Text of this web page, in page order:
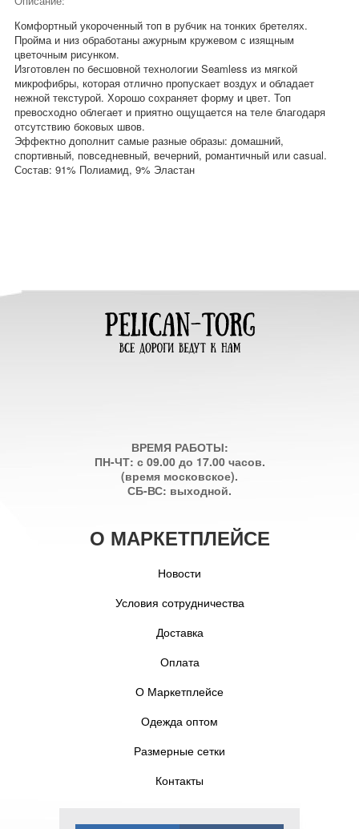
Комфортный укороченный топ в рубчик на тонких бретелях.
Пройма и низ обработаны ажурным кружевом с изящным
цветочным рисунком.
Изготовлен по бесшовной технологии Seamless из мягкой
микрофибры, которая отлично пропускает воздух и обладает
нежной текстурой. Хорошо сохраняет форму и цвет. Топ
превосходно облегает и приятно ощущается на теле благодаря
отсутствию боковых швов.
Эффектно дополнит самые разные образы: домашний,
спортивный, повседневный, вечерний, романтичный или casual.
Состав: 91% Полиамид, 9% Эластан
ВРЕМЯ РАБОТЫ:
ПН-ЧТ: с 09.00 до 17.00 часов.
(время московское).
СБ-ВС: выходной.
О МАРКЕТПЛЕЙСЕ
Новости
Условия сотрудничества
Доставка
Оплата
О Маркетплейсе
Одежда оптом
Размерные сетки
Контакты